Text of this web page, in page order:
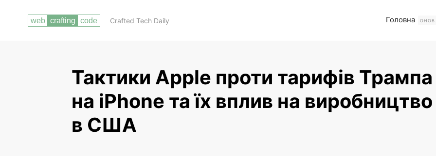
Crafted Tech Daily Головна
Тактики Apple проти тарифів Трампа
на iPhone та їх вплив на виробництво
в США